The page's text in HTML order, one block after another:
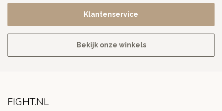
Klantenservice
Bekijk onze winkels
FIGHT.NL